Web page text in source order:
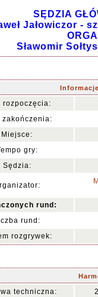
SĘDZIA
Jałowiczor -
Sławomir
rozpoczęcia:
zakończenia:
Miejsce:
gry:
Sędzia:
rund:
rund:
rozgrywek:
techniczna: